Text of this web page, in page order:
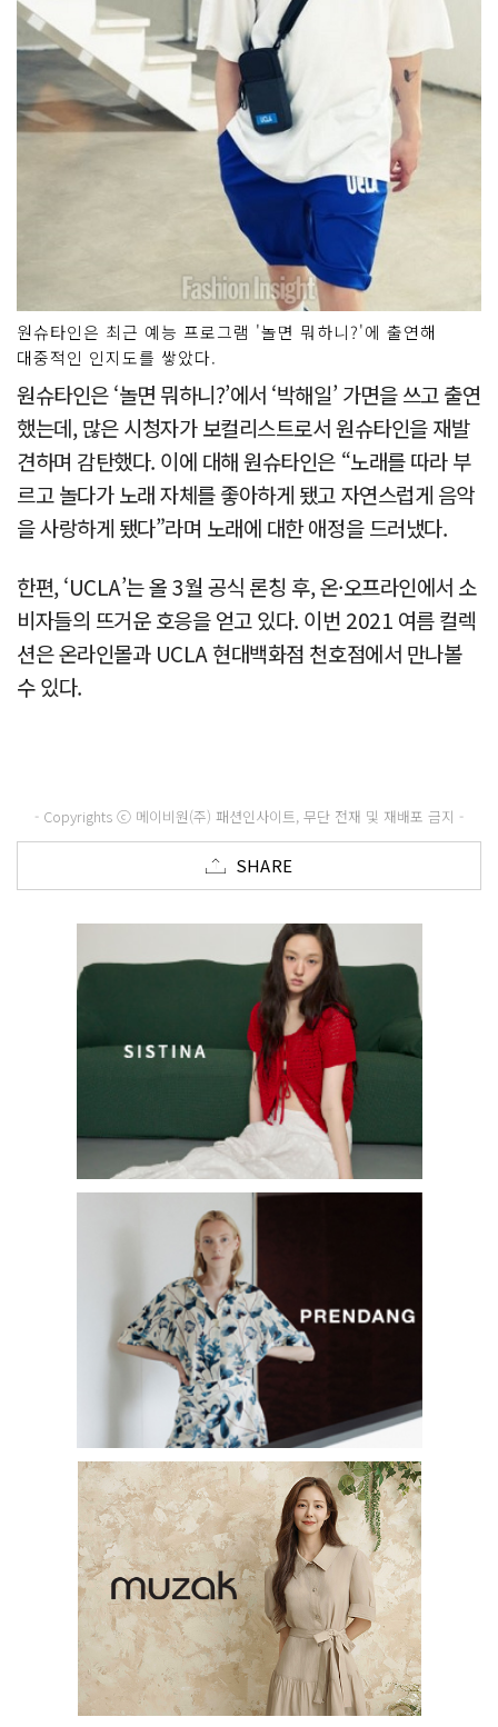
원슈타인은 최근 예능 프로그램 '놀면 뭐하니?'에 출연해
대중적인 인지도를 쌓았다.
원슈타인은 ‘놀면 뭐하니?’에서 ‘박해일’ 가면을 쓰고 출연
했는데, 많은 시청자가 보컬리스트로서 원슈타인을 재발
견하며 감탄했다. 이에 대해 원슈타인은 “노래를 따라 부
르고 놀다가 노래 자체를 좋아하게 됐고 자연스럽게 음악
을 사랑하게 됐다”라며 노래에 대한 애정을 드러냈다.
한편, ‘UCLA’는 올 3월 공식 론칭 후, 온·오프라인에서 소
비자들의 뜨거운 호응을 얻고 있다. 이번 2021 여름 컬렉
션은 온라인몰과 UCLA 현대백화점 천호점에서 만나볼
수 있다.
- Copyrights ⓒ 메이비원(주) 패션인사이트, 무단 전재 및 재배포 금지 -
SHARE